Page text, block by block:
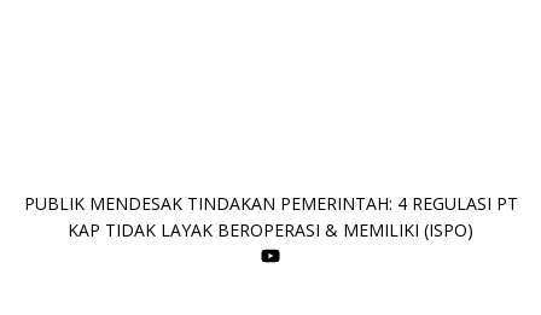
PUBLIK MENDESAK TINDAKAN PEMERINTAH: 4 REGULASI PT
KAP TIDAK LAYAK BEROPERASI & MEMILIKI (ISPO)